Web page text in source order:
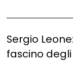
Sergio
fascino